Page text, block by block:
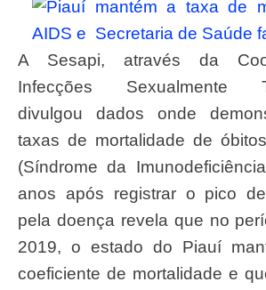
A Sesapi, através da
Infecções Sexualmente
divulgou dados onde
taxas de mortalidade de
(Síndrome da
anos após registrar o pico
pela doença revela que no
2019, o estado do Piauí
coeficiente de mortalidade e